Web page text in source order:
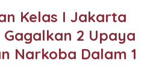
Kelas I Jakarta
2 Upaya
Narkoba Dalam 1